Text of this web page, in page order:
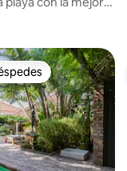
preferido